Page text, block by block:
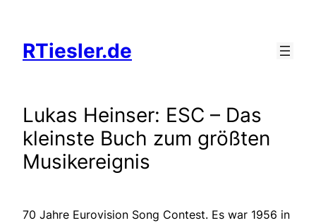
springen
RTiesler.de
Lukas Heinser: ESC – Das
kleinste Buch zum größten
Musikereignis
70 Jahre Eurovision Song Contest. Es war 1956 in